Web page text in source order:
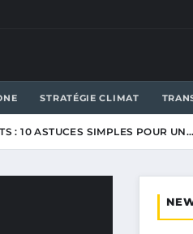
STRATÉGIE CLIMAT
: 10 ASTUCES SIMPLES POUR UN…